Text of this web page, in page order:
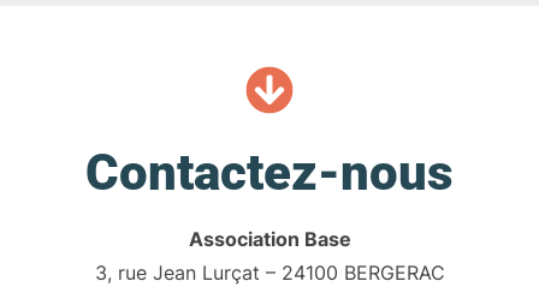
Contactez-nous
Association Base
3, rue Jean Lurçat – 24100 BERGERAC